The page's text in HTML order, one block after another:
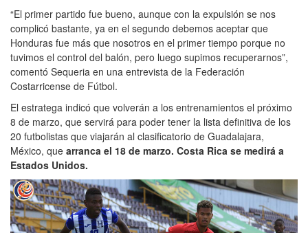
“El primer partido fue bueno, aunque con la expulsión se nos
complicó bastante, ya en el segundo debemos aceptar que
Honduras fue más que nosotros en el primer tiempo porque no
tuvimos el control del balón, pero luego supimos recuperarnos”,
comentó Sequeria en una entrevista de la Federación
Costarricense de Fútbol.
El estratega indicó que volverán a los entrenamientos el próximo
8 de marzo, que servirá para poder tener la lista definitiva de los
20 futbolistas que viajarán al clasificatorio de Guadalajara,
México, que arranca el 18 de marzo. Costa Rica se medirá a
Estados Unidos.